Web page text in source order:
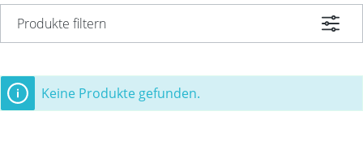
Produkte filtern
Keine Produkte gefunden.